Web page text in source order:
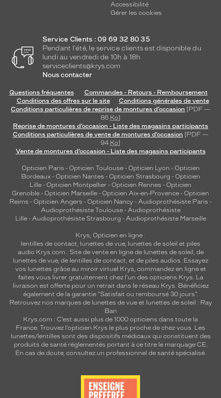
Accessibilité
Gérer les cookies
Service Clients : 09 69 32 80 35
Pendant l'été, le service clients est disponible du
lundi au vendredi de 10h à 18h.
serviceclients@krys.com
Nous contacter
Questions fréquentes
Commandes - Retours - Remboursement
Conditions des offres sur le site
Conditions générales de vente
Conditions particulières de reprise de montures d’occasion [PDF —
86 Ko]
Reprise de montures d’occasion - Liste des magasins participants
Conditions particulières de vente de montures d’occasion [PDF —
94 Ko]
Vente de montures d’occasion - Liste des magasins participants
Opticien Paris - Opticien Toulouse- Opticien Lyon - Opticien
Bordeaux- Opticien Nantes - Opticien Strasbourg - Opticien
Lille - Opticien Montpellier - Opticien Rennes - Opticien
Grenoble - Opticien Marseille - Opticien Aix-en-Provence - Opticien
Reims - Opticien Angers - Opticien Nancy - Audioprothésiste Paris -
Audioprothésiste Toulouse- Audioprothésiste
Lille- Audioprothésiste Strasbourg - Audioprothésiste Marseille
Krys, Opticien en ligne :
lentilles de contact, lunettes de vue, lunettes de soleil et piles
audio Krys.com : Site de vente en ligne de lunettes de soleil, de
lunettes de vue, de lentilles de contact, et de piles audios. Essayez
vos lunettes grâce au miroir virtuel Krys, commandez en ligne et
faites vous livrer gratuitement chez l'un des opticiens Krys. La
livraison est offerte pour un retrait dans le réseau Krys. Bénéficiez
également de la garantie "Satisfait ou remboursé 30 jours".
Retrouvez nos marques de lunettes de vue et lunettes de soleil : Ray
Ban
Krys.com : C’est aussi plus de 1000 opticiens dans toute la
France. Trouvez l’opticien Krys le plus proche de chez vous. Les
lunettes/lentilles sont des dispositifs médicaux qui constituent des
produits de santé réglementés portant à ce titre le marquage CE.
En cas de doute, consultez un professionnel de santé spécialisé.